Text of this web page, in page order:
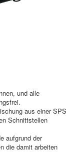
und alle
aus einer SPS
Schnittstellen
aufgrund der
die damit arbeiten